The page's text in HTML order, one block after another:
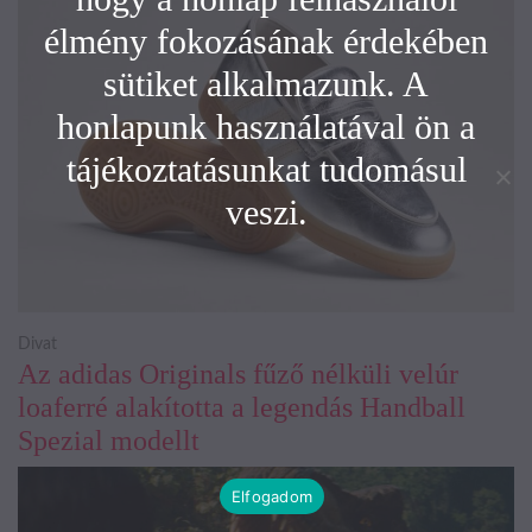
Az adidas Originals fűző nélküli velúr
loaferré alakította a legendás Handball
Spezial modellt
Divat
élmény fokozásának érdekében
sütiket alkalmazunk. A
honlapunk használatával ön a
tájékoztatásunkat tudomásul
veszi.
Elfogadom